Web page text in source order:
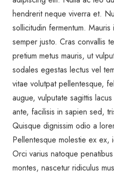
hendrerit neque viverra et.
sollicitudin fermentum.
semper justo. Cras convallis
pretium metus mauris, ut
sodales egestas lectus vel
vitae volutpat pellentesque,
augue, vulputate sagittis
ante, facilisis in sapien sed,
Quisque dignissim odio a
Pellentesque molestie ex ex,
Orci varius natoque
montes, nascetur ridiculus